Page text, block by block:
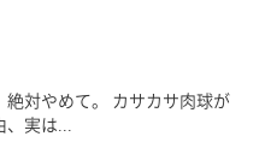
みちゃん。「ビデオ通話の概念が
しょんぼりしていました」と飼い
絶対やめて。 カサカサ肉球が
、実は...